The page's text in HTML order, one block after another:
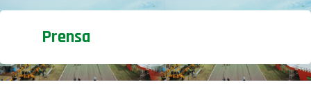
Prensa